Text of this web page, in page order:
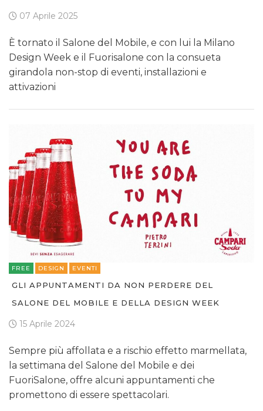
07 Aprile 2025
È tornato il Salone del Mobile, e con lui la Milano
Design Week e il Fuorisalone con la consueta
girandola non-stop di eventi, installazioni e
attivazioni
FREE DESIGN EVENTI
GLI APPUNTAMENTI DA NON PERDERE DEL
SALONE DEL MOBILE E DELLA DESIGN WEEK
15 Aprile 2024
Sempre più affollata e a rischio effetto marmellata,
la settimana del Salone del Mobile e dei
FuoriSalone, offre alcuni appuntamenti che
promettono di essere spettacolari.